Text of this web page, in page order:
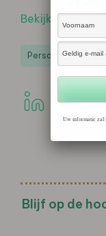
Bekijk de hele
Personalities
Blijf op de
Uw informatie zal